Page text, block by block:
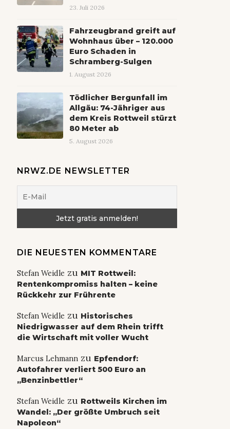
23. Juli 2026
Fahrzeugbrand greift auf
Wohnhaus über – 120.000
Euro Schaden in
Schramberg-Sulgen
1. August 2026
Tödlicher Bergunfall im
Allgäu: 74-Jähriger aus
dem Kreis Rottweil stürzt
80 Meter ab
5. August 2026
NRWZ.DE NEWSLETTER
DIE NEUESTEN KOMMENTARE
Stefan Weidle zu MIT Rottweil:
Rentenkompromiss halten – keine
Rückkehr zur Frührente
Stefan Weidle zu Historisches
Niedrigwasser auf dem Rhein trifft
die Wirtschaft mit voller Wucht
Marcus Lehmannzu Epfendorf:
Autofahrer verliert 500 Euro an
„Benzinbettler“
Stefan Weidle zu Rottweils Kirchen im
Wandel: „Der größte Umbruch seit
Napoleon“